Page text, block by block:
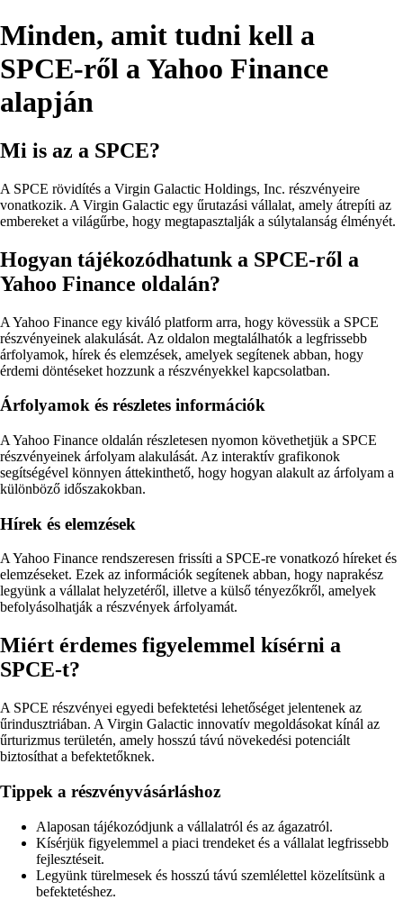
Minden, amit tudni kell a
SPCE-ről a Yahoo Finance
alapján
Mi is az a SPCE?
A SPCE rövidítés a Virgin Galactic Holdings, Inc. részvényeire
vonatkozik. A Virgin Galactic egy űrutazási vállalat, amely átrepíti az
embereket a világűrbe, hogy megtapasztalják a súlytalanság élményét.
Hogyan tájékozódhatunk a SPCE-ről a
Yahoo Finance oldalán?
A Yahoo Finance egy kiváló platform arra, hogy kövessük a SPCE
részvényeinek alakulását. Az oldalon megtalálhatók a legfrissebb
árfolyamok, hírek és elemzések, amelyek segítenek abban, hogy
érdemi döntéseket hozzunk a részvényekkel kapcsolatban.
Árfolyamok és részletes információk
A Yahoo Finance oldalán részletesen nyomon követhetjük a SPCE
részvényeinek árfolyam alakulását. Az interaktív grafikonok
segítségével könnyen áttekinthető, hogy hogyan alakult az árfolyam a
különböző időszakokban.
Hírek és elemzések
A Yahoo Finance rendszeresen frissíti a SPCE-re vonatkozó híreket és
elemzéseket. Ezek az információk segítenek abban, hogy naprakész
legyünk a vállalat helyzetéről, illetve a külső tényezőkről, amelyek
befolyásolhatják a részvények árfolyamát.
Miért érdemes figyelemmel kísérni a
SPCE-t?
A SPCE részvényei egyedi befektetési lehetőséget jelentenek az
űrindusztriában. A Virgin Galactic innovatív megoldásokat kínál az
űrturizmus területén, amely hosszú távú növekedési potenciált
biztosíthat a befektetőknek.
Tippek a részvényvásárláshoz
Alaposan tájékozódjunk a vállalatról és az ágazatról.
Kísérjük figyelemmel a piaci trendeket és a vállalat legfrissebb
fejlesztéseit.
Legyünk türelmesek és hosszú távú szemlélettel közelítsünk a
befektetéshez.